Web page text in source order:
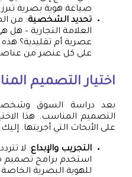
صياغة هوية بصرية
تحديد الشخصية: من
العلامة التجارية –
عصرية أم تقليدية؟
على كل عنصر من
اختيار التصميم
بعد دراسة السوق وشخصية
التصميم المناسب. هذا
على الأبحاث التي أجريتها.
التجريب والإبداع: لا
استخدم برامج تصميم
للهوية البصرية الخاصة